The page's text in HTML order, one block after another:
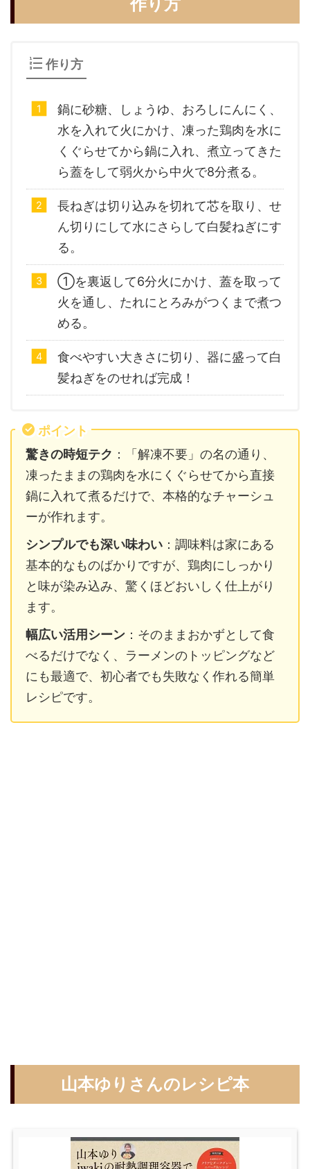
作り方
鍋に砂糖、しょうゆ、おろしにんにく、
水を入れて火にかけ、凍った鶏肉を水に
くぐらせてから鍋に入れ、煮立ってきた
ら蓋をして弱火から中火で8分煮る。
長ねぎは切り込みを切れて芯を取り、せ
ん切りにして水にさらして白髪ねぎにす
る。
①を裏返して6分火にかけ、蓋を取って
火を通し、たれにとろみがつくまで煮つ
める。
食べやすい大きさに切り、器に盛って白
髪ねぎをのせれば完成！
ポイント
驚きの時短テク ：「解凍不要」の名の通り、
凍ったままの鶏肉を水にくぐらせてから直接
鍋に入れて煮るだけで、本格的なチャーシュ
ーが作れます。
シンプルでも深い味わい ：調味料は家にある
基本的なものばかりですが、鶏肉にしっかり
と味が染み込み、驚くほどおいしく仕上がり
ます。
幅広い活用シーン ：そのままおかずとして食
べるだけでなく、ラーメンのトッピングなど
にも最適で、初心者でも失敗なく作れる簡単
レシピです。
山本ゆりさんのレシピ本